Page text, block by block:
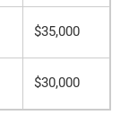
$35,000
$30,000